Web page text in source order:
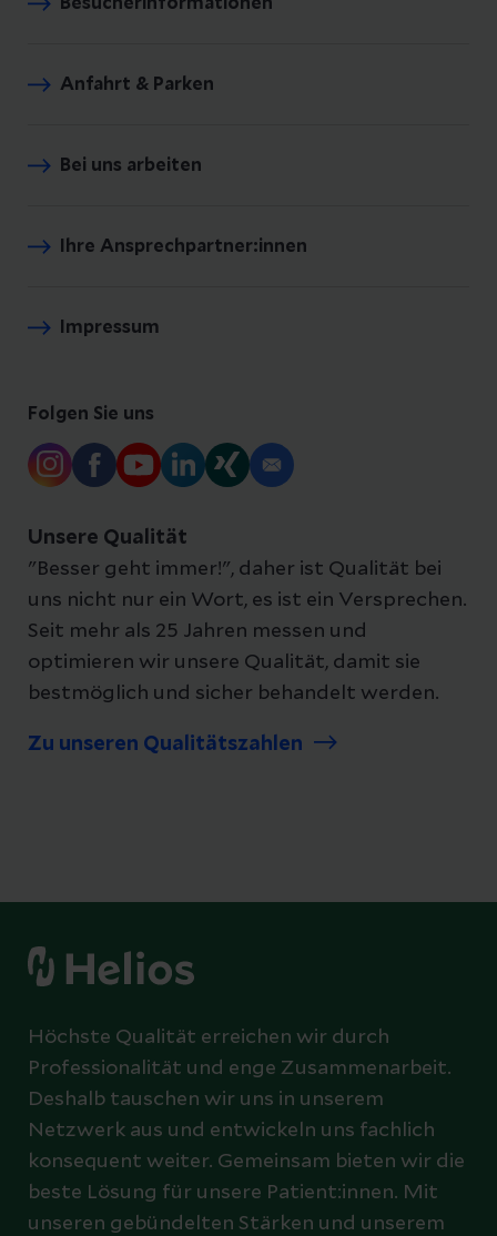
Anfahrt & Parken
Bei uns arbeiten
Ihre Ansprechpartner:innen
Impressum
Folgen Sie uns
Unsere Qualität
"Besser geht immer!", daher ist Qualität bei
uns nicht nur ein Wort, es ist ein Versprechen.
Seit mehr als 25 Jahren messen und
optimieren wir unsere Qualität, damit sie
bestmöglich und sicher behandelt werden.
Zu unseren Qualitätszahlen
Höchste Qualität erreichen wir durch
Professionalität und enge Zusammenarbeit.
Deshalb tauschen wir uns in unserem
Netzwerk aus und entwickeln uns fachlich
konsequent weiter. Gemeinsam bieten wir die
beste Lösung für unsere Patient:innen. Mit
unseren gebündelten Stärken und unserem